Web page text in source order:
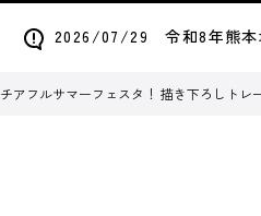
2026/07/29 令和8年熊本
チアフルサマーフェスタ！ 描き下ろしトレ